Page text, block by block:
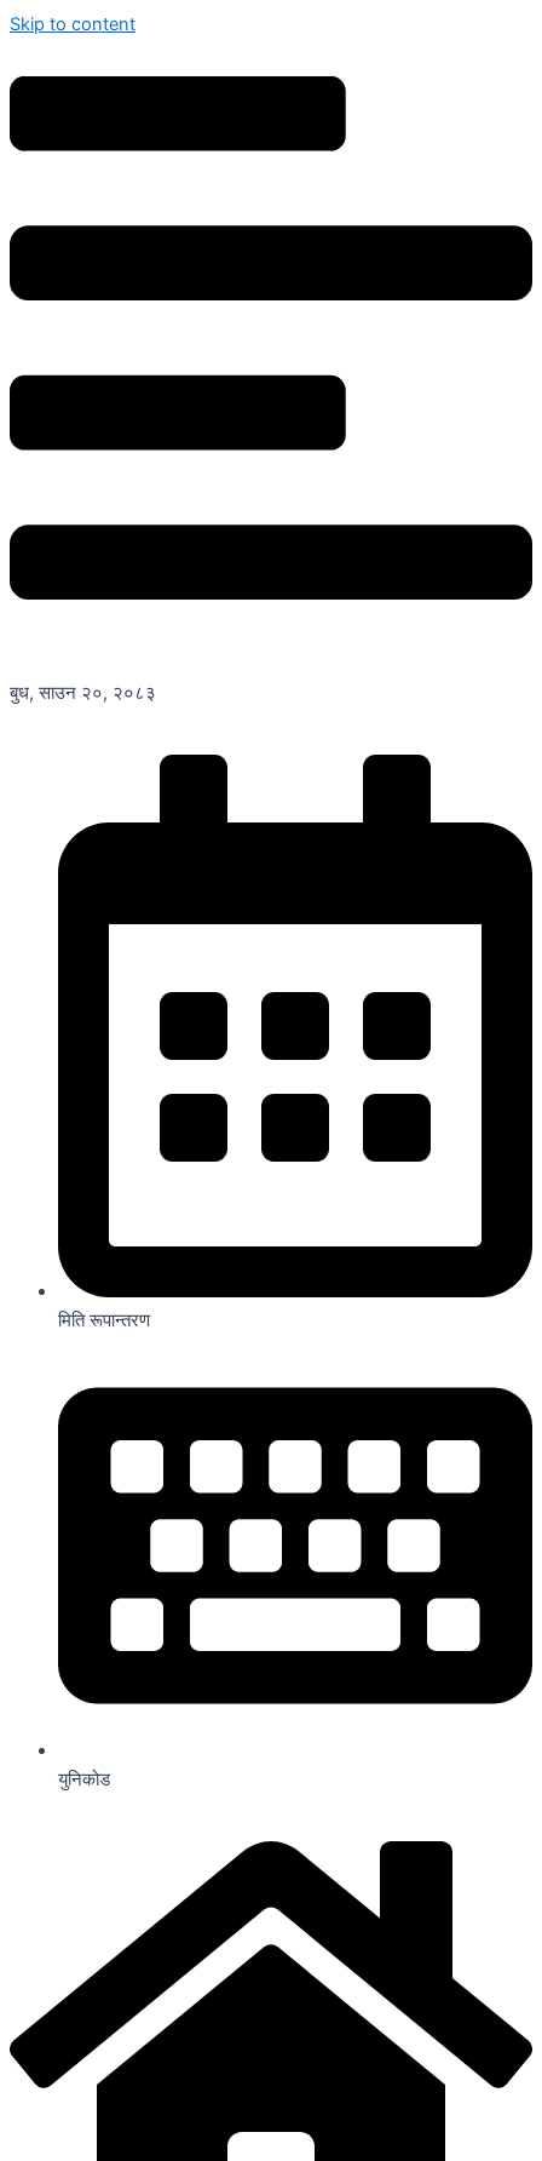
Skip to content
बुध, साउन २०, २०८३
मिति रूपान्तरण
युनिकोड